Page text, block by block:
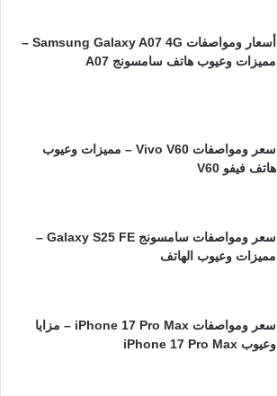
أسعار ومواصفات Samsung Galaxy A07 4G –
مميزات وعيوب هاتف سامسونج A07
سعر ومواصفات Vivo V60 – مميزات وعيوب
هاتف فيفو V60
سعر ومواصفات سامسونج Galaxy S25 FE –
مميزات وعيوب الهاتف
سعر ومواصفات iPhone 17 Pro Max – مزايا
وعيوب iPhone 17 Pro Max